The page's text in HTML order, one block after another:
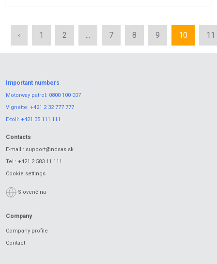
‹ 1 2 ... 7 8 9 10 11
Important numbers
Motorway patrol: 0800 100 007
Vignette: +421 2 32 777 777
E-toll: +421 35 111 111
Contacts
E-mail.: support@ndsas.sk
Tel.: +421 2 583 11 111
Cookie settings
Slovenčina
Company
Company profile
Contact